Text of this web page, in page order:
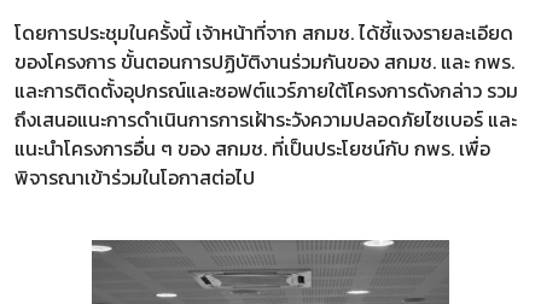
โดยการประชุมในครั้งนี้ เจ้าหน้าที่จาก สกมช. ได้ชี้แจงรายละเอียด
ของโครงการ ขั้นตอนการปฏิบัติงานร่วมกันของ สกมช. และ กพร.
และการติดตั้งอุปกรณ์และซอฟต์แวร์ภายใต้โครงการดังกล่าว รวม
ถึงเสนอแนะการดำเนินการการเฝ้าระวังความปลอดภัยไซเบอร์ และ
แนะนำโครงการอื่น ๆ ของ สกมช. ที่เป็นประโยชน์กับ กพร. เพื่อ
พิจารณาเข้าร่วมในโอกาสต่อไป